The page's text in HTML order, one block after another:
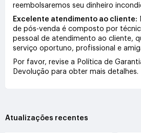
reembolsaremos seu dinheiro
Excelente atendimento ao cliente:
de pós-venda é composto por
pessoal de atendimento ao cliente,
serviço oportuno, profissional e
Por favor, revise a Política de
Devolução para obter mais detalhes.
Atualizações recentes